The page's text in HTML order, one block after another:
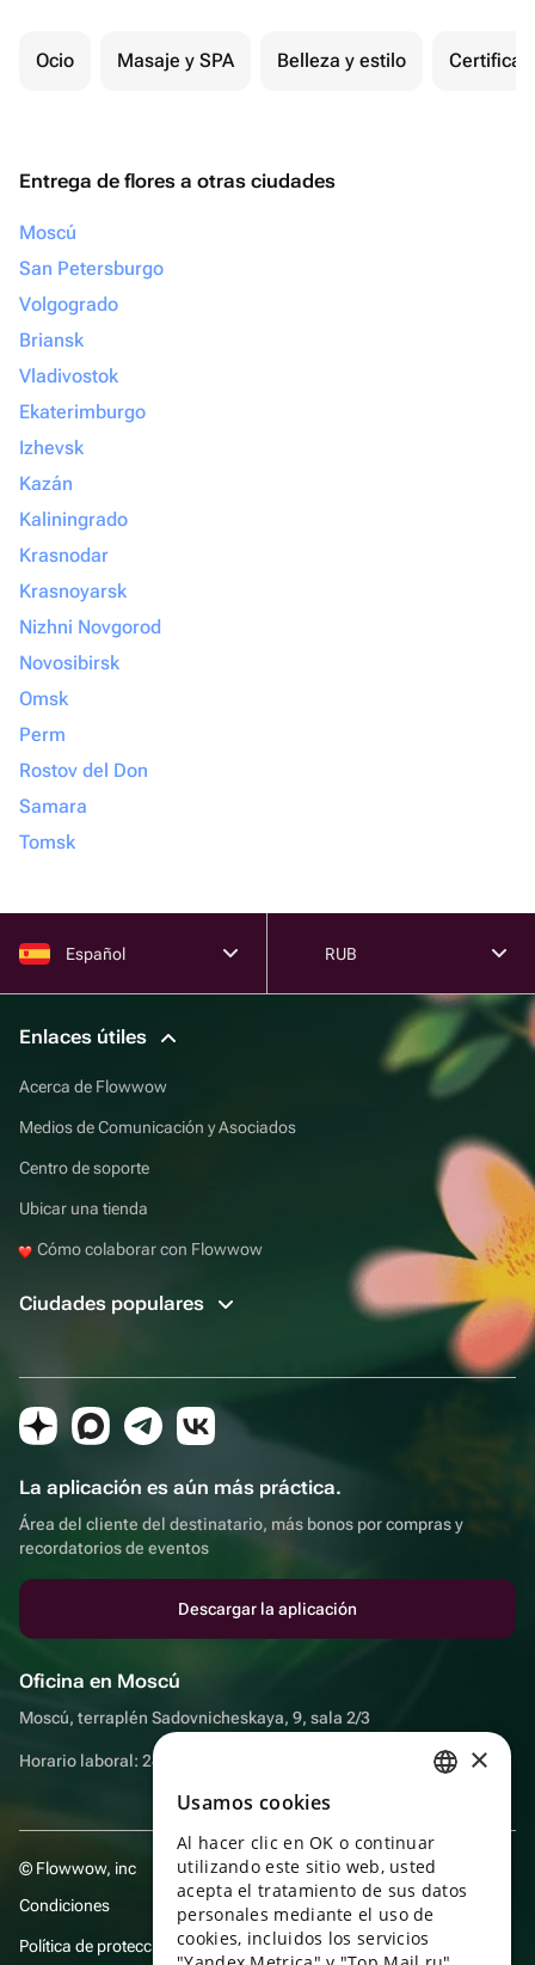
Ocio Masaje y SPA Belleza y estilo
Entrega de flores a otras ciudades
Moscú
San Petersburgo
Volgogrado
Briansk
Vladivostok
Ekaterimburgo
Izhevsk
Kazán
Kaliningrado
Krasnodar
Krasnoyarsk
Nizhni Novgorod
Novosibirsk
Omsk
Perm
Rostov del Don
Samara
Tomsk
Español RUB
Enlaces útiles
Acerca de Flowwow
Medios de Comunicación y Asociados
Centro de soporte
Ubicar una tienda
Cómo colaborar con Flowwow
Ciudades populares
La aplicación es aún más práctica.
Área del cliente del destinatario, más bonos por compras y
recordatorios de eventos
Descargar la aplicación
Oficina en Moscú
Moscú, terraplén Sadovnicheskaya, 9, sala 2/3
Horario laboral: 24 horas
© Flowwow, inc
Condiciones
Política de protección y privacidad de datos
ENGLISH
UKRAINIAN
PORTUGUESE
×
Usamos cookies
Al hacer clic en OK o continuar
utilizando este sitio web, usted
acepta el tratamiento de sus datos
personales mediante el uso de
cookies, incluidos los servicios